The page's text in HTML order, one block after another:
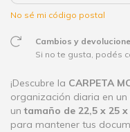
No sé mi código postal
Cambios y
Si no te gusta, podés
¡Descubre la CARPETA
organización diaria en
untamaño de 22,5 x 25 x
para mantener tus